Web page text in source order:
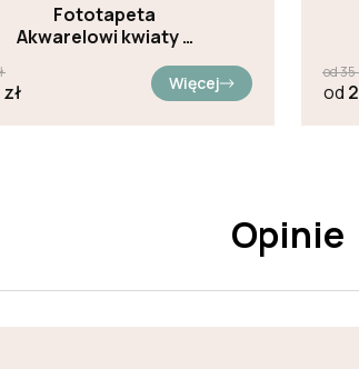
Fototapeta
Akwarelowi kwiaty z
zł Więcej
od35
od
Opinie